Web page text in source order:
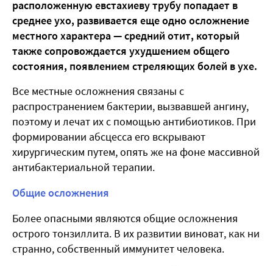
расположенную евстахиеву трубу попадает в
среднее ухо, развивается еще одно осложнение
местного характера — средний отит, который
также сопровождается ухудшением общего
состояния, появлением стреляющих болей в ухе.
Все местные осложнения связаны с
распространением бактерии, вызвавшей ангину,
поэтому и лечат их с помощью антибиотиков. При
формировании абсцесса его вскрывают
хирургическим путем, опять же на фоне массивной
антибактериальной терапии.
Общие осложнения
Более опасными являются общие осложнения
острого тонзиллита. В их развитии виноват, как ни
странно, собственный иммунитет человека.